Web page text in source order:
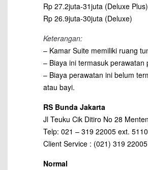
Rp 27.2juta-31juta (Deluxe Plus)
Rp 26.9juta-30juta (Deluxe)
Keterangan:
– Kamar Suite memiliki ruang
– Biaya ini termasuk
– Biaya perawatan ini belum
atau bayi.
RS Bunda Jakarta
Jl Teuku Cik Ditiro No 28
Telp: 021 – 319 22005 ext.
Client Service : (021) 319
Normal